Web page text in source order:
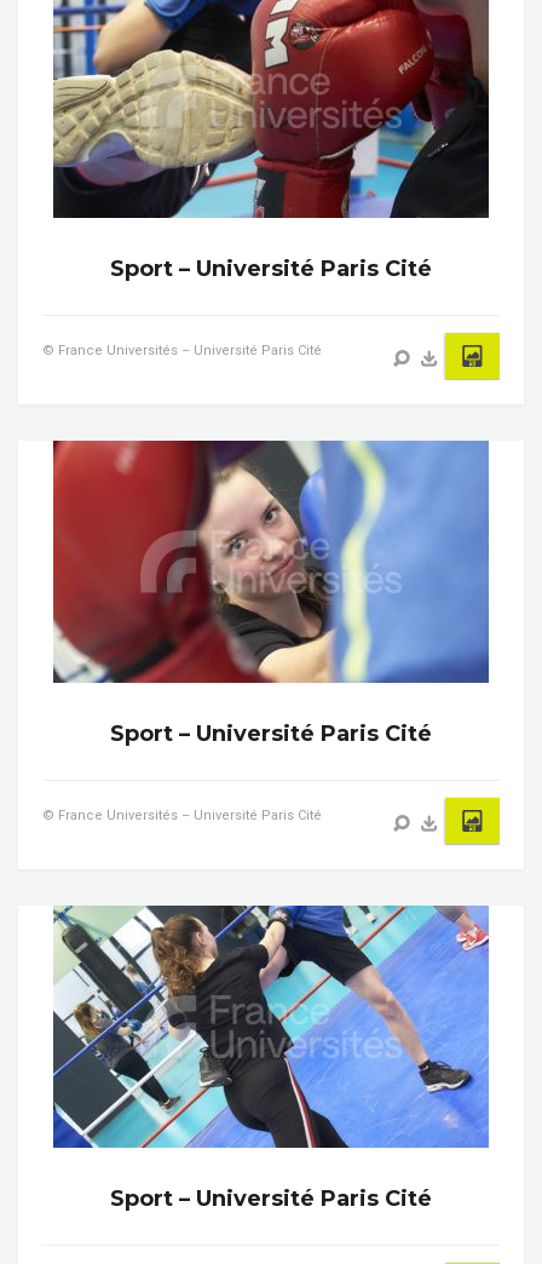
Sport – Université Paris Cité
© France Universités – Université Paris Cité
Sport – Université Paris Cité
© France Universités – Université Paris Cité
Sport – Université Paris Cité